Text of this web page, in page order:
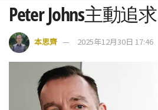
Peter Johns主動追求
本思齊 2025年12月30日 17:46